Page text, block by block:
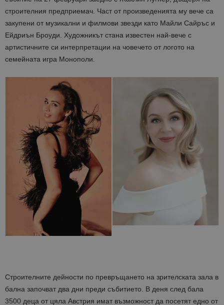
строителния предприемач. Част от произведенията му вече са
закупени от музикални и филмови звезди като Майли Сайръс и
Ейдриън Броуди. Художникът стана известен най-вече с
артистичните си интерпретации на човечето от логото на
семейната игра Монополи.
Строителните дейности по превръщането на зрителската зала в
бална започват два дни преди събитието. В деня след бала
3500 деца от цяла Австрия имат възможност да посетят едно от